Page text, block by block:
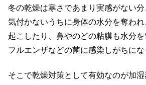
冬の乾燥は寒さであまり実感がない分
気付かないうちに身体の水分を奪わ
起こしたり、鼻やのどの粘膜も水分
フルエンザなどの菌に感染しがちにな
そこで乾燥対策として有効なのが加湿